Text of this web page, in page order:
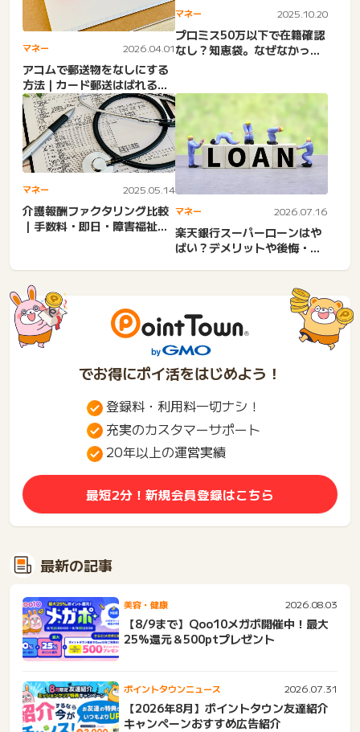
マネー 2026.04.01
アコムで郵送物をなしにする
方法｜カード郵送はばれる？
知恵袋口コミやカードレス
の...
マネー 2025.10.20
プロミス50万以下で在籍確認
なし？知恵袋。なぜなかっ
マネー 2025.05.14
介護報酬ファクタリング比較
｜手数料・即日・障害福祉・
マネー 2026.07.16
楽天銀行スーパーローンはや
ばい？デメリットや後悔・悪
でお得にポイ活をはじめよう！
登録料・利用料一切ナシ！
充実のカスタマーサポート
20年以上の運営実績
最短2分！新規会員登録はこちら
最新の記事
美容・健康 2026.08.03
【8/9まで】Qoo10メガポ開催中！最大
25%還元＆500ptプレゼント
ポイントタウンニュース 2026.07.31
【2026年8月】ポイントタウン友達紹介
キャンペーンおすすめ広告紹介